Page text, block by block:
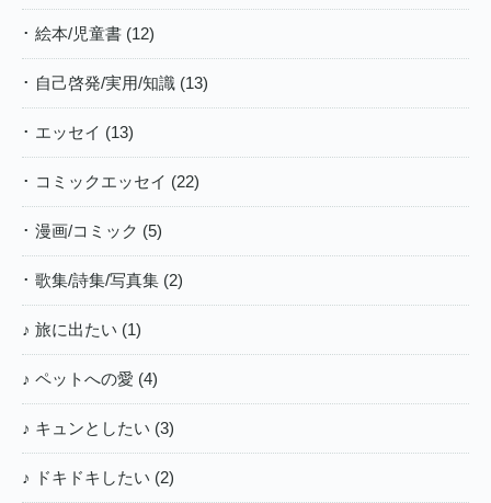
･ 絵本/児童書 (12)
･ 自己啓発/実用/知識 (13)
･ エッセイ (13)
･ コミックエッセイ (22)
･ 漫画/コミック (5)
･ 歌集/詩集/写真集 (2)
♪ 旅に出たい (1)
♪ ペットへの愛 (4)
♪ キュンとしたい (3)
♪ ドキドキしたい (2)